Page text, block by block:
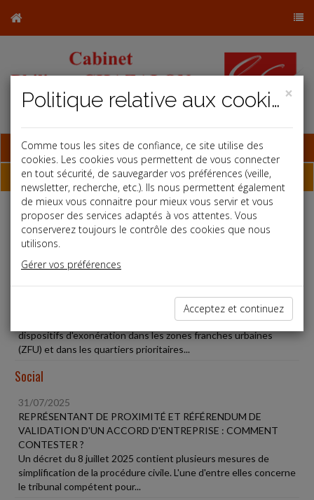
Base documentaire
Dépêches
Liste des dernières dépêches
Fiscal TPE
QPV ET ZFU : LES BOFIP SONT À JOUR !
La loi de finances pour 2025 a prorogé l'échéance des
dispositifs d'exonération dans les zones franches urbaines
(ZFU) et dans les quartiers prioritaires...
Social
31/07/2025
REPRÉSENTANT DE PROXIMITÉ ET RÉFÉRENDUM DE
VALIDATION D'UN ACCORD D'ENTREPRISE : COMMENT
CONTESTER ?
Un décret du 8 juillet 2025 contient plusieurs mesures de
simplification de la procédure civile. L'une d'entre elles concerne
le tribunal compétent pour...
×
Politique relative aux cookies
Comme tous les sites de confiance, ce site utilise des
cookies. Les cookies vous permettent de vous connecter
en tout sécurité, de sauvegarder vos préférences (veille,
newsletter, recherche, etc.). Ils nous permettent également
de mieux vous connaitre pour mieux vous servir et vous
proposer des services adaptés à vos attentes. Vous
conserverez toujours le contrôle des cookies que nous
utilisons.
Gérer vos préférences
Acceptez et continuez